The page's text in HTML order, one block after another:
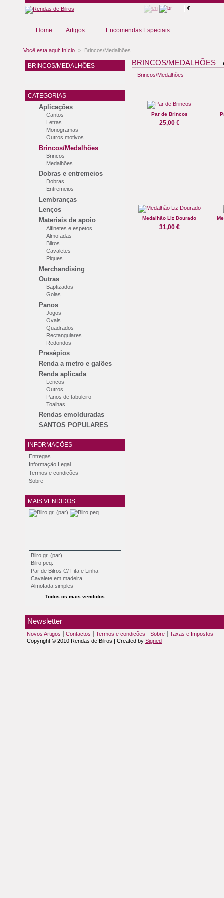
€
Home Artigos Encomendas Especiais
BRINCOS/MEDALHÕES
CATEGORIAS
Aplicações
Cantos
Letras
Monogramas
Outros motivos
Brincos/Medalhões
Brincos
Medalhões
Dobras e entremeios
Dobras
Entremeios
Lembranças
Lenços
Materiais de apoio
Alfinetes e espetos
Almofadas
Bilros
Cavaletes
Piques
Merchandising
Outras
Baptizados
Golas
Panos
Jogos
Ovais
Quadrados
Rectangulares
Redondos
Presépios
Renda a metro e galões
Renda aplicada
Lenços
Outros
Panos de tabuleiro
Toalhas
Rendas emolduradas
SANTOS POPULARES
INFORMAÇÕES
Entregas
Informação Legal
Termos e condições
Sobre
MAIS VENDIDOS
Bilro gr. (par)
Bilro peq.
Par de Bilros C/ Fita e Linha
Cavalete em madeira
Almofada simples
Todos os mais vendidos
Você esta aqui: Início > Brincos/Medalhões
BRINCOS/MEDALHÕES
Brincos/Medalhões
Par de Brincos
25,00 €
Medalhão Liz Dourado
31,00 €
Newsletter
Novos Artigos Contactos Termos e condições Sobre
Taxas e Impostos
Copyright © 2010 Rendas de Bilros | Created by Signed